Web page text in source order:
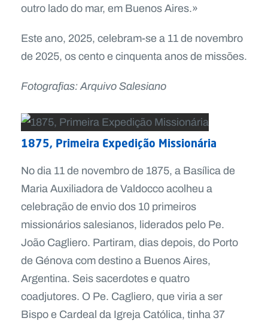
outro lado do mar, em Buenos Aires.»
Este ano, 2025, celebram-se a 11 de novembro
de 2025, os cento e cinquenta anos de missões.
Fotografias: Arquivo Salesiano
1875, Primeira Expedição Missionária
No dia 11 de novembro de 1875, a Basílica de
Maria Auxiliadora de Valdocco acolheu a
celebração de envio dos 10 primeiros
missionários salesianos, liderados pelo Pe.
João Cagliero. Partiram, dias depois, do Porto
de Génova com destino a Buenos Aires,
Argentina. Seis sacerdotes e quatro
coadjutores. O Pe. Cagliero, que viria a ser
Bispo e Cardeal da Igreja Católica, tinha 37